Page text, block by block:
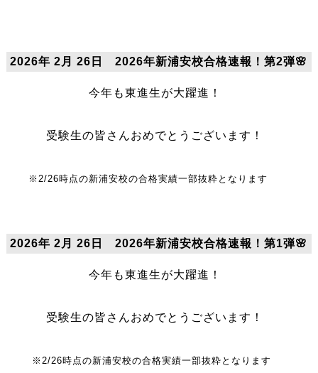
2026年 2月 26日 2026年新浦安校合格速報！第2弾🌸
今年も東進生が大躍進！
受験生の皆さんおめでとうございます！
※2/26時点の新浦安校の合格実績一部抜粋となります
2026年 2月 26日 2026年新浦安校合格速報！第1弾🌸
今年も東進生が大躍進！
受験生の皆さんおめでとうございます！
※2/26時点の新浦安校の合格実績一部抜粋となります